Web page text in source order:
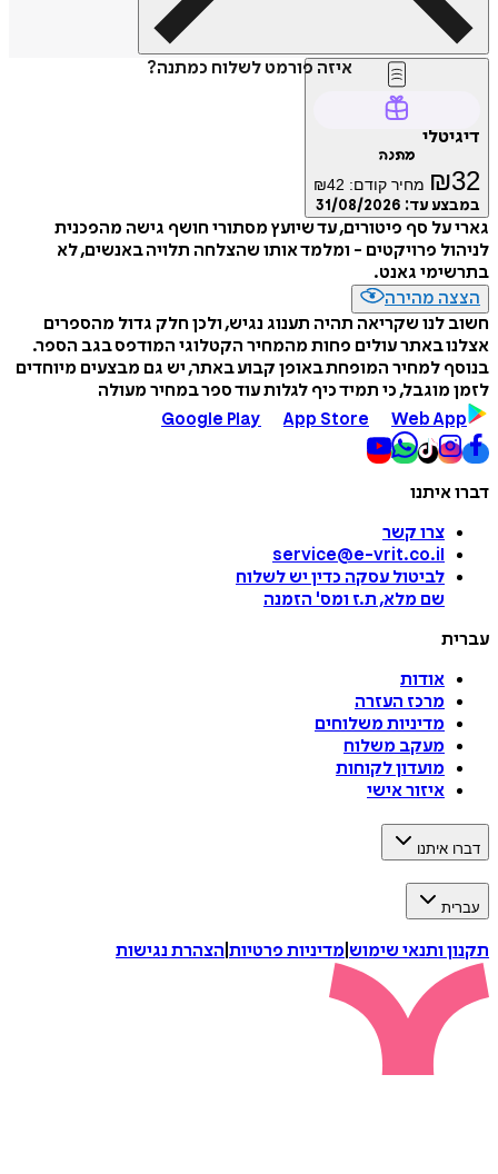
איזה פורמט לשלוח כמתנה?
דיגיטלי
מתנה
₪32 מחיר קודם: ₪42
במבצע עד: 31/08/2026
גארי על סף פיטורים, עד שיועץ מסתורי חושף גישה מהפכנית
לניהול פרויקטים - ומלמד אותו שהצלחה תלויה באנשים, לא
בתרשימי גאנט.
הצצה מהירה
חשוב לנו שקריאה תהיה תענוג נגיש, ולכן חלק גדול מהספרים
אצלנו באתר עולים פחות מהמחיר הקטלוגי המודפס בגב הספר.
בנוסף למחיר המופחת באופן קבוע באתר, יש גם מבצעים מיוחדים
לזמן מוגבל, כי תמיד כיף לגלות עוד ספר במחיר מעולה
Google Play
App Store Web App
דברו איתנו
צרו קשר
service@e-vrit.co.il
לביטול עסקה כדין יש לשלוח
שם מלא, ת.ז ומס' הזמנה
עברית
אודות
מרכז העזרה
מדיניות משלוחים
מעקב משלוח
מועדון לקוחות
איזור אישי
דברו איתנו
עברית
תקנון ותנאי שימוש מדיניות פרטיות הצהרת נגישות